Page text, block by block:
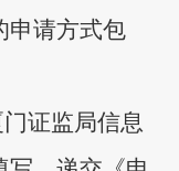
申请方式包
证监局信息